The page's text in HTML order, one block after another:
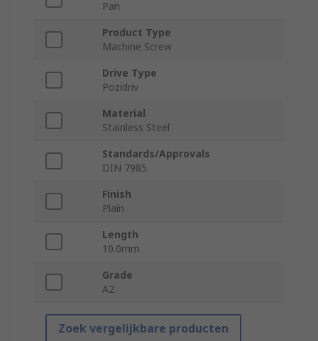
Pan
Product Type
Machine Screw
Drive Type
Pozidriv
Material
Stainless Steel
Standards/Approvals
DIN 7985
Finish
Plain
Length
10.0mm
Grade
A2
Zoek vergelijkbare producten